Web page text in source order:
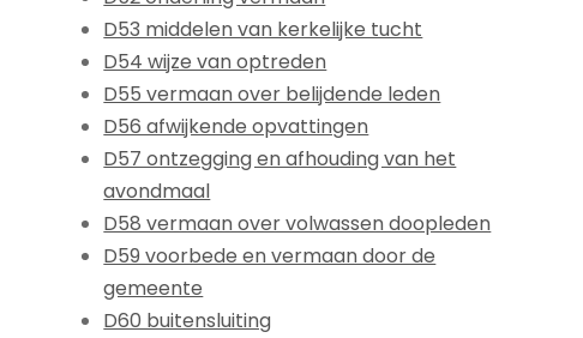
D53 middelen van kerkelijke tucht
D54 wijze van optreden
D55 vermaan over belijdende leden
D56 afwijkende opvattingen
D57 ontzegging en afhouding van het
avondmaal
D58 vermaan over volwassen doopleden
D59 voorbede en vermaan door de
gemeente
D60 buitensluiting